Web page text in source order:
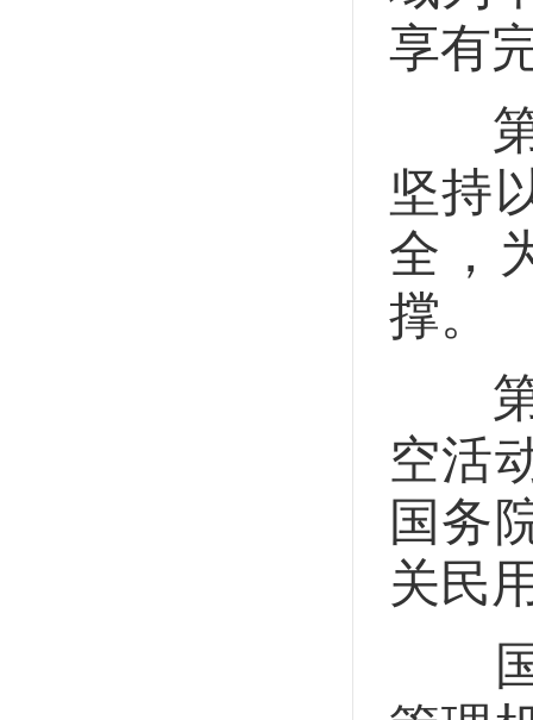
享有
第
坚持
全，
撑。
第
空活
国务
关民
国